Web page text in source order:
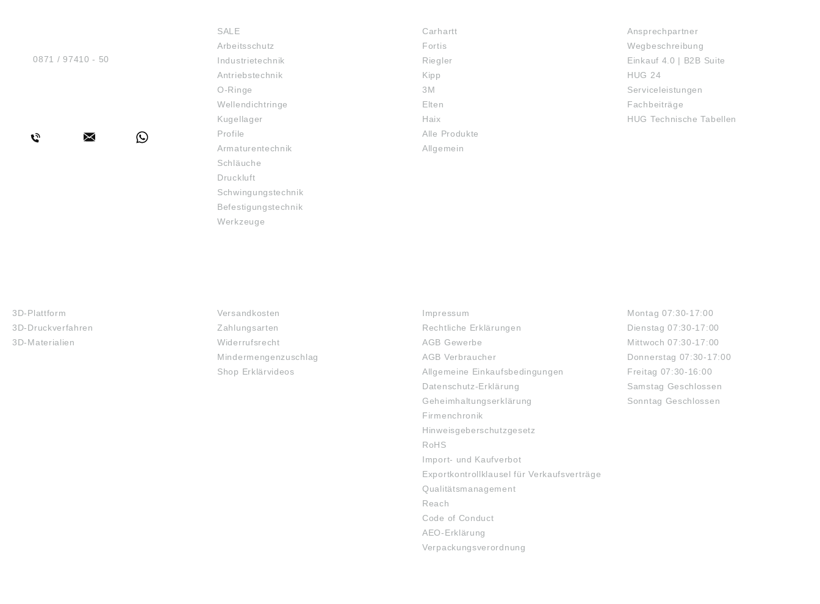
Tel.:0871 / 97410 - 50
SALE
Arbeitsschutz
Industrietechnik
Antriebstechnik
O-Ringe
Wellendichtringe
Kugellager
Profile
Armaturentechnik
Schläuche
Druckluft
Schwingungstechnik
Befestigungstechnik
Werkzeuge
Carhartt
Fortis
Riegler
Kipp
3M
Elten
Haix
Alle Produkte
Allgemein
Ansprechpartner
Wegbeschreibung
Einkauf 4.0 | B2B Suite
HUG 24
Serviceleistungen
Fachbeiträge
HUG Technische Tabellen
3D-Plattform
3D-Druckverfahren
3D-Materialien
Versandkosten
Zahlungsarten
Widerrufsrecht
Mindermengenzuschlag
Shop Erklärvideos
Impressum
Rechtliche Erklärungen
AGB Gewerbe
AGB Verbraucher
Allgemeine Einkaufsbedingungen
Datenschutz-Erklärung
Geheimhaltungserklärung
Firmenchronik
Hinweisgeberschutzgesetz
RoHS
Import- und Kaufverbot
Exportkontrollklausel für Verkaufsverträge
Qualitätsmanagement
Reach
Code of Conduct
AEO-Erklärung
Verpackungsverordnung
Montag 07:30-17:00
Dienstag 07:30-17:00
Mittwoch 07:30-17:00
Donnerstag 07:30-17:00
Freitag 07:30-16:00
Samstag Geschlossen
Sonntag Geschlossen